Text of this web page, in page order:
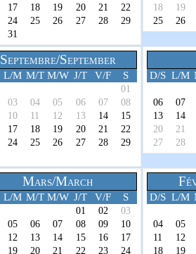
17 18 19 20 21
22
24 25 26 27 28
29
31
18
19
25
26
Septembre/September
L/M M/T M/W J/T V/F
S
01
03 04 05 06 07
08
10 11 12 13 14
15
17 18 19 20 21
22
24 25 26 27 28
29
D/S L/M
06
07
13
14
20
21
27
28
Mars/March
L/M M/T M/W J/T V/F
S
01
02
03
05 06 07 08 09
10
12 13 14 15 16
17
19 20 21 22 23
24
D/S L/M
04
05
11
12
18
19